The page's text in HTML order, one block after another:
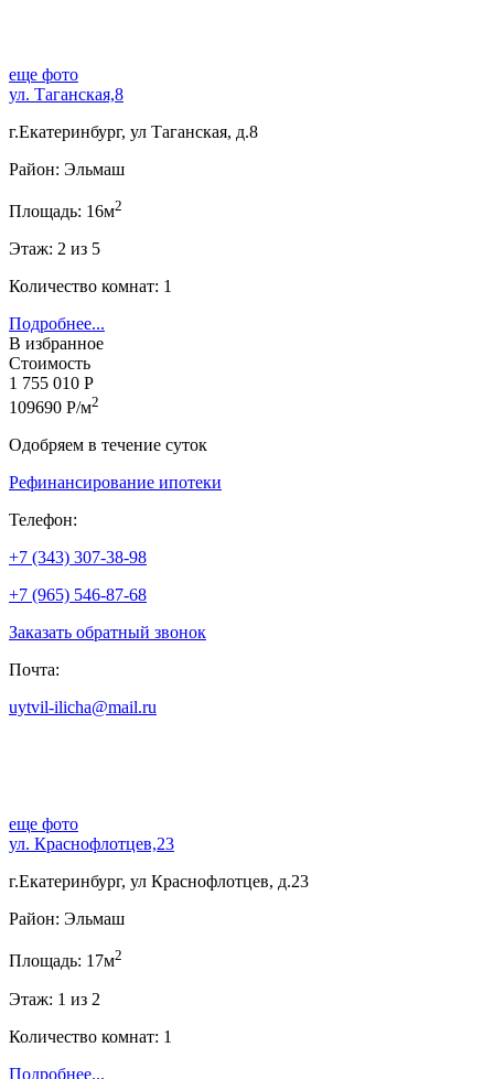
еще фото
ул. Таганская,8
г.Екатеринбург, ул Таганская, д.8
Район: Эльмаш
Площадь: 16м2
Этаж: 2 из 5
Количество комнат: 1
Подробнее...
В избранное
Стоимость
1 755 010 Р
109690 Р/м2
Одобряем в течение суток
Рефинансирование ипотеки
Телефон:
+7 (343) 307-38-98
+7 (965) 546-87-68
Заказать обратный звонок
Почта:
uytvil-ilicha@mail.ru
еще фото
ул. Краснофлотцев,23
г.Екатеринбург, ул Краснофлотцев, д.23
Район: Эльмаш
Площадь: 17м2
Этаж: 1 из 2
Количество комнат: 1
Подробнее...